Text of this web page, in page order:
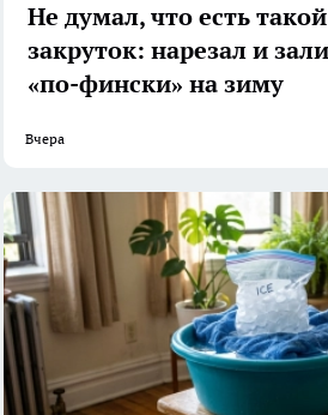
Не думал, что есть
закруток: нарезал и
«по-фински» на зиму
Вчера